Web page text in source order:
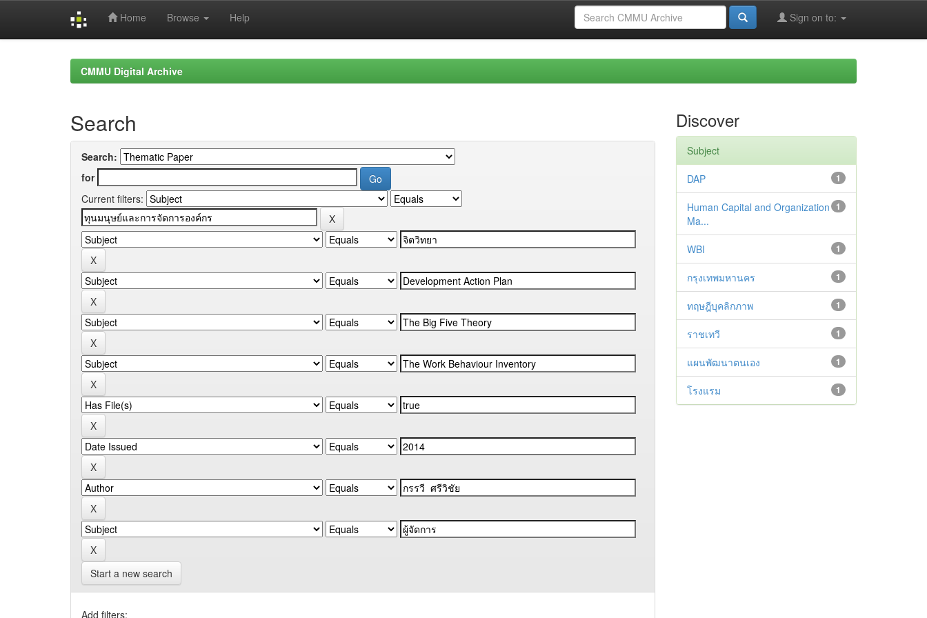
Home Browse Help Sign on to:
CMMU Digital Archive
Search
Search:
for
Current filters:
Start a new search
Add filters:
Discover
Subject
1
DAP
1
Human Capital and Organization
Ma...
1
WBI
1
กรุงเทพมหานคร
1
ทฤษฎีบุคลิกภาพ
1
ราชเทวี
1
แผนพัฒนาตนเอง
1
โรงแรม